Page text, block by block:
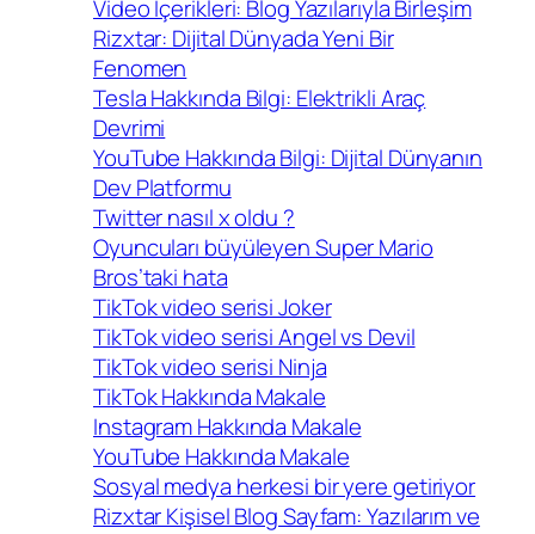
Video İçerikleri: Blog Yazılarıyla Birleşim
Rizxtar: Dijital Dünyada Yeni Bir
Fenomen
Tesla Hakkında Bilgi: Elektrikli Araç
Devrimi
YouTube Hakkında Bilgi: Dijital Dünyanın
Dev Platformu
Twitter nasıl x oldu ?
Oyuncuları büyüleyen Super Mario
Bros’taki hata
TikTok video serisi Joker
TikTok video serisi Angel vs Devil
TikTok video serisi Ninja
TikTok Hakkında Makale
Instagram Hakkında Makale
YouTube Hakkında Makale
Sosyal medya herkesi bir yere getiriyor
Rizxtar Kişisel Blog Sayfam: Yazılarım ve